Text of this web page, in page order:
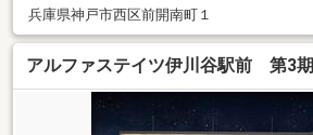
兵庫県神戸市西区前開南町１
アルファステイツ伊川谷駅前 第3期